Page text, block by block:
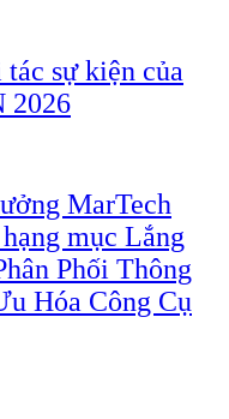
sự kiện của
2026
MarTech
mục Lắng
Phối Thông
Hóa Công Cụ